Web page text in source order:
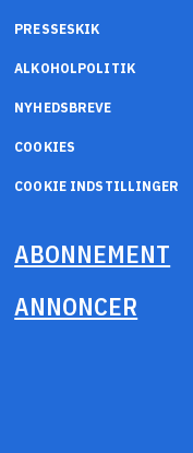
PRESSESKIK
ALKOHOLPOLITIK
NYHEDSBREVE
COOKIES
COOKIE INDSTILLINGER
ABONNEMENT
ANNONCER